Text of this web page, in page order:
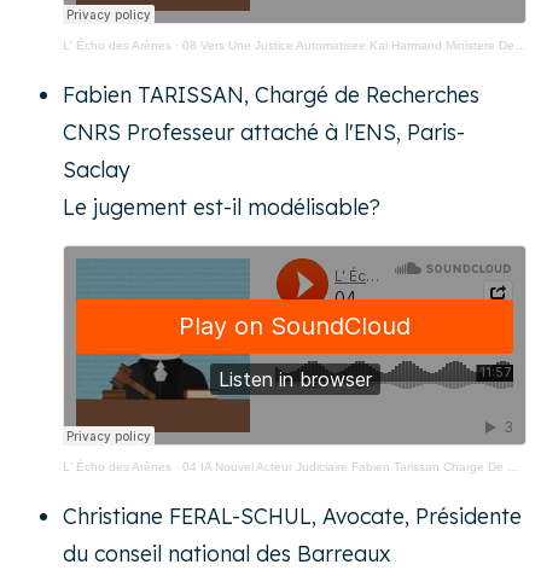
L' Écho des Arènes · 08 Vers Une Justice Automatisee Kai Harmand Ministere De La Justice Estonie
Fabien TARISSAN, Chargé de Recherches
CNRS Professeur attaché à l'ENS, Paris-
Saclay
Le jugement est-il modélisable?
L' Écho des Arènes · 04 IA Nouvel Acteur Judiciaire Fabien Tarissan Charge De Recherche CNRS
Christiane FERAL-SCHUL, Avocate, Présidente
du conseil national des Barreaux